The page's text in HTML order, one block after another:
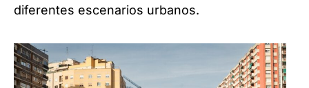
diferentes escenarios urbanos.